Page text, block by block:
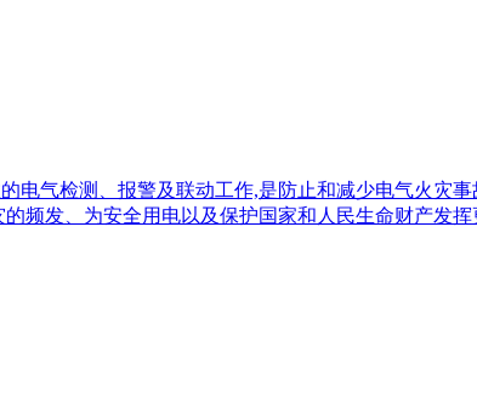
电气检测、报警及联动工作,是防止和减少电气火灾
频发、为安全用电以及保护国家和人民生命财产发挥